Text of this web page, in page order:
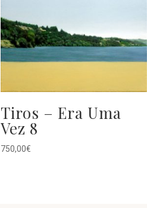
Tiros – Era Uma
Vez 8
750,00€